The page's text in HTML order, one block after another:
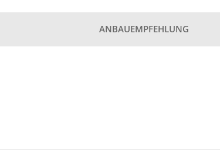
ANBAUEMPFEHLUNG